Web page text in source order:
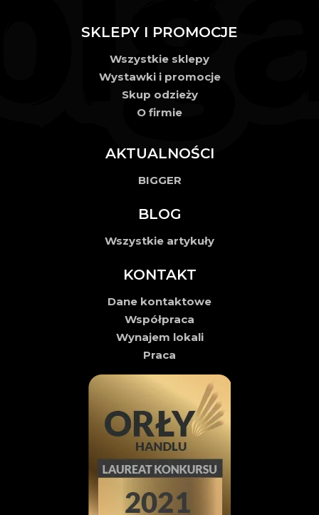
SKLEPY I PROMOCJE
Wszystkie sklepy
Wystawki i promocje
Skup odzieży
O firmie
AKTUALNOŚCI
BIGGER
BLOG
Wszystkie artykuły
KONTAKT
Dane kontaktowe
Współpraca
Wynajem lokali
Praca